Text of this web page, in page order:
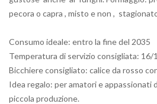
pecora o capra , misto e non ,
Consumo ideale: entro la fine del 2035
Temperatura di servizio consigliata: 16/
Bicchiere consigliato: calice da rosso
Idea regalo: per amatori e appassionati
piccola produzione.